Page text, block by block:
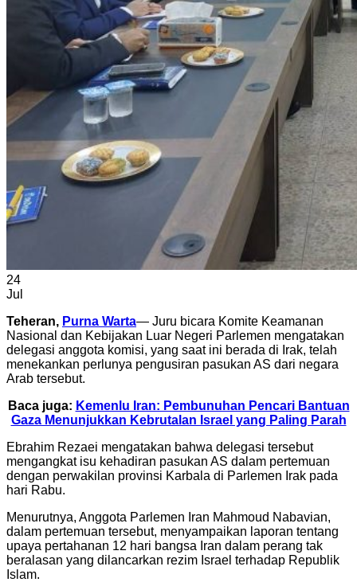
24
Jul
Teheran, Purna Warta— Juru bicara Komite Keamanan
Nasional dan Kebijakan Luar Negeri Parlemen mengatakan
delegasi anggota komisi, yang saat ini berada di Irak, telah
menekankan perlunya pengusiran pasukan AS dari negara
Arab tersebut.
Baca juga: Kemenlu Iran: Pembunuhan Pencari Bantuan
Gaza Menunjukkan Kebrutalan Israel yang Paling Parah
Ebrahim Rezaei mengatakan bahwa delegasi tersebut
mengangkat isu kehadiran pasukan AS dalam pertemuan
dengan perwakilan provinsi Karbala di Parlemen Irak pada
hari Rabu.
Menurutnya, Anggota Parlemen Iran Mahmoud Nabavian,
dalam pertemuan tersebut, menyampaikan laporan tentang
upaya pertahanan 12 hari bangsa Iran dalam perang tak
beralasan yang dilancarkan rezim Israel terhadap Republik
Islam.